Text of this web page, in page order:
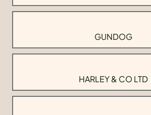
GUNDOG
HARLEY & CO LTD